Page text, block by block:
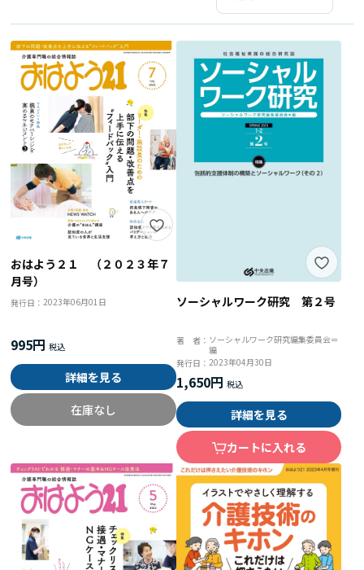
おはよう２１ （２０２３年７
月号）
発行日：2023年06月01日
995円
詳細を見る
在庫なし
ソーシャルワーク研究 第２号
著 者： ソーシャルワーク研究編集委員会＝
編
発行日： 2023年04月30日
1,650円
詳細を見る
カートに入れる